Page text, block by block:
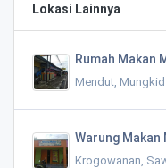
Lokasi Lainnya
Rumah Makan
Mendut,
Warung Makan
Krogowanan,